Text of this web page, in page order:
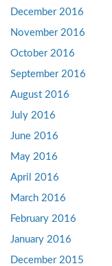
December 2016
November 2016
October 2016
September 2016
August 2016
July 2016
June 2016
May 2016
April 2016
March 2016
February 2016
January 2016
December 2015